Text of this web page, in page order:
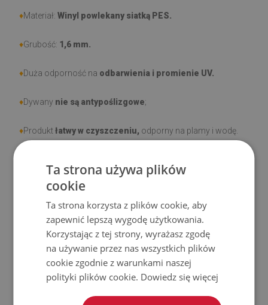
♦Materiał: Winyl powlekany siatką PES.
♦Grubość: 1,6 mm.
♦Duża odporność na odbarwienia i promienie UV.
♦Dywany nie są antypoślizgowe;
♦Produktłatwy w czyszczeniu, odporny na plamy i wodę.
użytkowaniu wynikające z upływu czasu (np. przetarcia) nie
podlegają reklamacjom.
Jak dbać o produkt?
Czyść wilgotną szmatką — nie używaj silnych środków
chemicznych.
Regularnie wietrz dolną warstwę dywanu.
Ta strona używa plików
cookie
Ta strona korzysta z plików cookie, aby
zapewnić lepszą wygodę użytkowania.
Korzystając z tej strony, wyrażasz zgodę
na używanie przez nas wszystkich plików
cookie zgodnie z warunkami naszej
polityki plików cookie. Dowiedz się więcej